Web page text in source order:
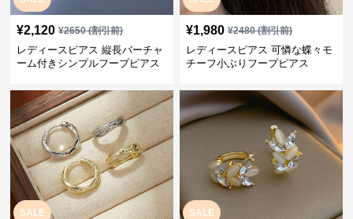
¥2,120 ¥2650(割引前)
レディースピアス 縦長バーチャ
ーム付きシンプルフープピアス
¥1,980 ¥2480(割引前)
レディースピアス 可憐な蝶々モ
チーフ小ぶりフープピアス
SALE SALE